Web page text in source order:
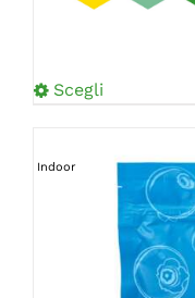
Scegli
Indoor